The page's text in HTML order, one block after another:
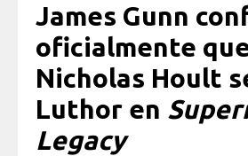
James Gunn
oficialmente
Nicholas Hoult
Luthor en
Legacy